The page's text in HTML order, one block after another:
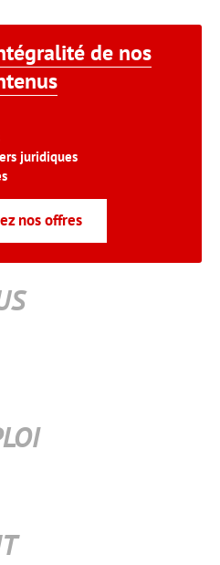
de nos
juridiques
nos offres